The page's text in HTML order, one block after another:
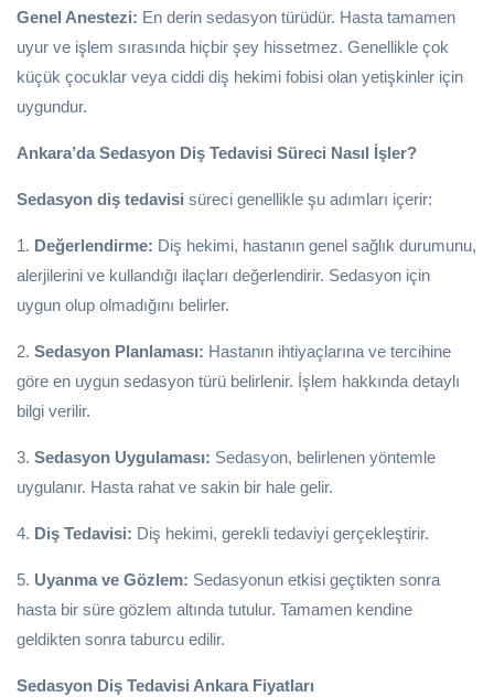
Genel Anestezi: En derin sedasyon türüdür. Hasta tamamen
uyur ve işlem sırasında hiçbir şey hissetmez. Genellikle çok
küçük çocuklar veya ciddi diş hekimi fobisi olan yetişkinler için
uygundur.
Ankara’da Sedasyon Diş Tedavisi Süreci Nasıl İşler?
Sedasyon diş tedavisi süreci genellikle şu adımları içerir:
1. Değerlendirme: Diş hekimi, hastanın genel sağlık durumunu,
alerjilerini ve kullandığı ilaçları değerlendirir. Sedasyon için
uygun olup olmadığını belirler.
2. Sedasyon Planlaması: Hastanın ihtiyaçlarına ve tercihine
göre en uygun sedasyon türü belirlenir. İşlem hakkında detaylı
bilgi verilir.
3. Sedasyon Uygulaması: Sedasyon, belirlenen yöntemle
uygulanır. Hasta rahat ve sakin bir hale gelir.
4. Diş Tedavisi: Diş hekimi, gerekli tedaviyi gerçekleştirir.
5. Uyanma ve Gözlem: Sedasyonun etkisi geçtikten sonra
hasta bir süre gözlem altında tutulur. Tamamen kendine
geldikten sonra taburcu edilir.
Sedasyon Diş Tedavisi Ankara Fiyatları